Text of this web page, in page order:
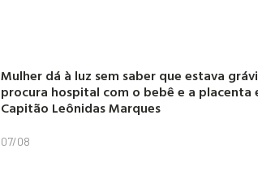
Mulher dá à luz sem saber que estava
procura hospital com o bebê e a placenta
Capitão Leônidas Marques
07/08